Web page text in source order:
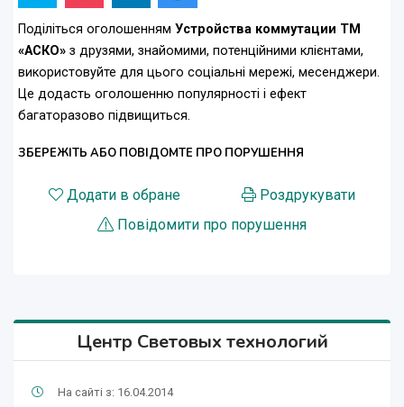
Поділіться оголошенням Устройства коммутации ТМ
«АСКО» з друзями, знайомими, потенційними клієнтами,
використовуйте для цього соціальні мережі, месенджери.
Це додасть оголошенню популярності і ефект
багаторазово підвищиться.
ЗБЕРЕЖІТЬ АБО ПОВІДОМТЕ ПРО ПОРУШЕННЯ
Додати в обране
Роздрукувати
Повідомити про порушення
Центр Световых технологий
На сайті з: 16.04.2014